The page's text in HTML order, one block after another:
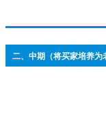
二、中期（将买家培养为